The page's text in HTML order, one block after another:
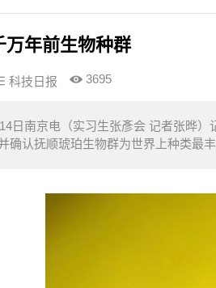
万年前生物种群
科技日报 3695
南京电（实习生张彥会 记者张晔）
确认抚顺琥珀生物群为世界上种类最